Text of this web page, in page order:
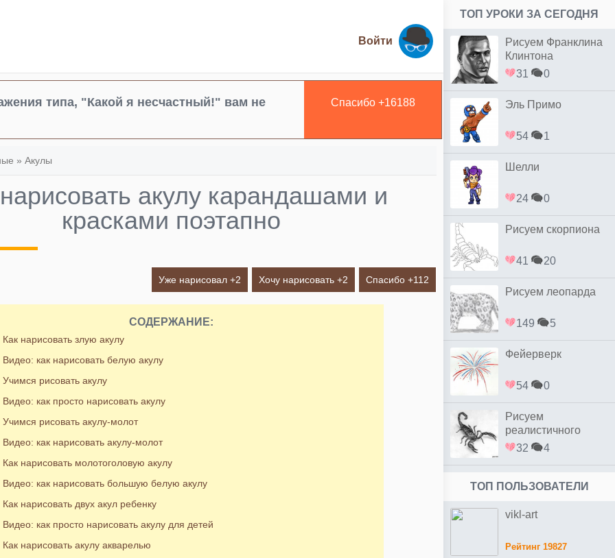
Войти
типа, "Какой я несчастный!" вам не Спасибо +16188
» Акулы
акулу карандашами и
красками поэтапно
Уже нарисовал +2 Хочу нарисовать +2 Спасибо +112
СОДЕРЖАНИЕ:
Как нарисовать злую акулу
Видео: как нарисовать белую акулу
Учимся рисовать акулу
Видео: как просто нарисовать акулу
Учимся рисовать акулу-молот
Видео: как нарисовать акулу-молот
Как нарисовать молотоголовую акулу
Видео: как нарисовать большую белую акулу
Как нарисовать двух акул ребенку
Видео: как просто нарисовать акулу для детей
Как нарисовать акулу акварелью
ТОП УРОКИ ЗА СЕГОДНЯ
Рисуем Франклина
Клинтона
31
0
Эль Примо
54 1
Шелли
24 0
Рисуем скорпиона
41 20
Рисуем леопарда
149 5
Фейерверк
54 0
Рисуем
реалистичного
скорпиона простым
32 4
ТОП ПОЛЬЗОВАТЕЛИ
vikl-art
Рейтинг 19827